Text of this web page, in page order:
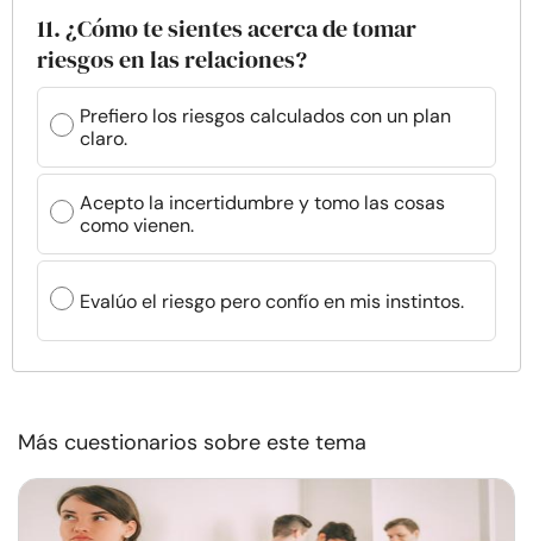
11. ¿Cómo te sientes acerca de tomar
riesgos en las relaciones?
Prefiero los riesgos calculados con un plan
claro.
Acepto la incertidumbre y tomo las cosas
como vienen.
Evalúo el riesgo pero confío en mis instintos.
Más cuestionarios sobre este tema